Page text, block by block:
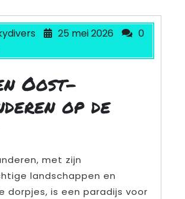
25 mei 2026
0
Oost-
op de
met zijn
landschappen en
dorpjes, is een paradijs voor